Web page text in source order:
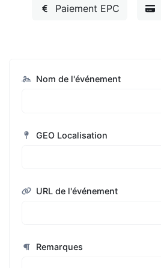
Paiement EPC
Nom de l'événement
GEO Localisation
URL de l'événement
Remarques